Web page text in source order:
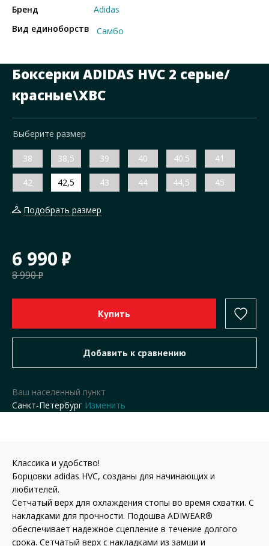
Бренд
Adidas
Вид единоборств
Самбо
Боксерки ADIDAS HVC 2 серые/
красные\ХВС
Выберите размер
38 38,5 39 40 40.5 41
42 42,5 43 44 44,5 45
Подобрать размер
6 990
8 990
Ваш населенный пункт
Санкт-Петербург Изменить
Классика и удобство!
Борцовки adidas HVC, созданы для начинающих и
любителей.
Сетчатый верх для охлаждения стопы во время схватки. С
накладками для прочности. Подошва ADIWEAR®
обеспечивает надежное сцепление в течение долгого
срока. Сетчатый верх с накладками из замши и